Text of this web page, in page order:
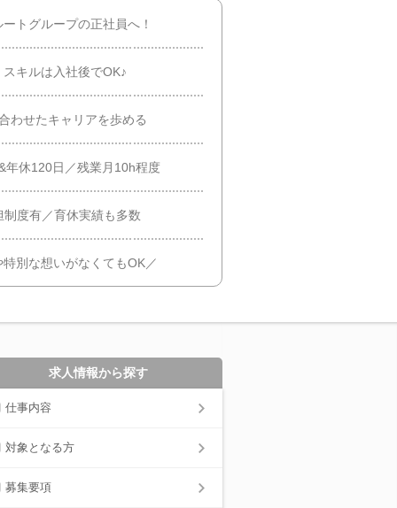
トグループの正社員へ！
スキルは入社後でOK♪
わせたキャリアを歩める
年休120日／残業月10h程度
制度有／育休実績も多数
別な想いがなくてもOK／
求人情報から探す
仕事内容
対象となる方
募集要項